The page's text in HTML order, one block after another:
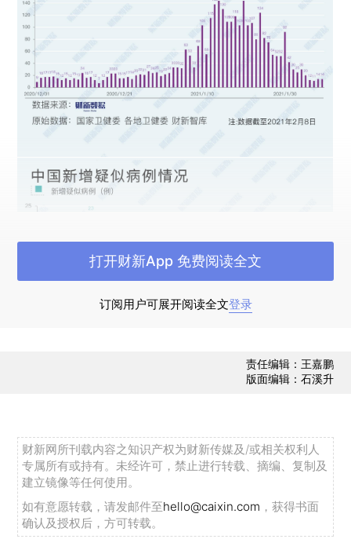
有部分历史病例重新归入境外输入确诊病例），累
计治愈出院病例4546例，无死亡病例。截至2月8
日，境外输入病例主要集中于上海、广东、黑龙
江、四川、陕西5省市，五地分别累计报告境外输
入确诊病例1370例、755例、389例、320例、
订阅用户可展开阅读全文登录
打开财新App 免费阅读全文
责任编辑：王嘉鹏
版面编辑：石溪升
财新网所刊载内容之知识产权为财新传媒及/或相关权利人
专属所有或持有。未经许可，禁止进行转载、摘编、复制及
建立镜像等任何使用。
如有意愿转载，请发邮件至hello@caixin.com ，获得书面
确认及授权后，方可转载。